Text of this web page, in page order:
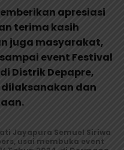
apresiasi
terima kasih
juga masyarakat,
event Festival
Distrik Depapre,
dan
Jayapura Semuel Siriwa
usai membuka event